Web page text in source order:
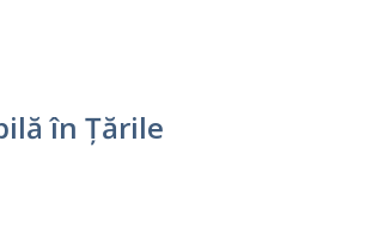
în Țările